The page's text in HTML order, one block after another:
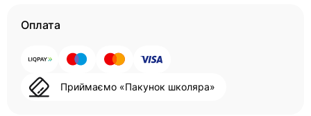
Оплата
Приймаємо «Пакунок школяра»